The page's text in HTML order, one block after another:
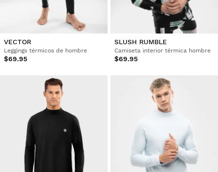
VECTOR
Leggings térmicos de hombre
$69.95
SLUSH RUMBLE
Camiseta interior térmica hombre
$69.95